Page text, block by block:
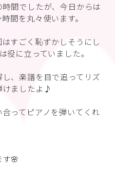
間でしたが、今日からは
間を丸々使います。
すごく恥ずかしそうにし
役に立っていました。
、楽譜を目で追ってリズ
けましたよ♪
ってピアノを弾いてくれ
🌸